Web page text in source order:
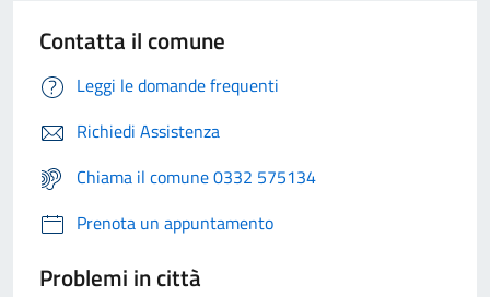
Contatta il comune
Leggi le domande frequenti
Richiedi Assistenza
Chiama il comune 0332 575134
Prenota un appuntamento
Problemi in città